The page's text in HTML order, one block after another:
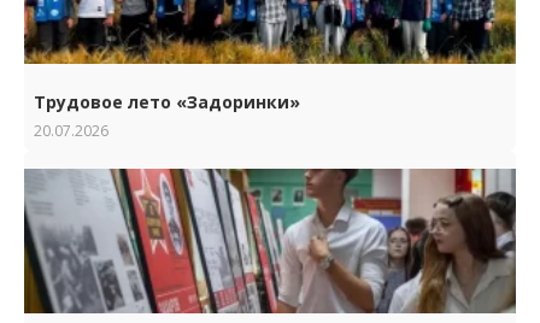
Трудовое лето «Задоринки»
20.07.2026